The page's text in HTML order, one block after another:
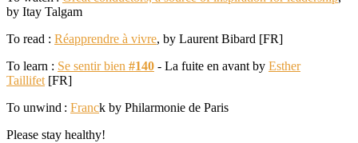
by Itay Talgam
To read : Réapprendre à vivre, by Laurent Bibard [FR]
To learn : Se sentir bien #140 - La fuite en avant by Esther
Taillifet [FR]
To unwind : Franck by Philarmonie de Paris
Please stay healthy!